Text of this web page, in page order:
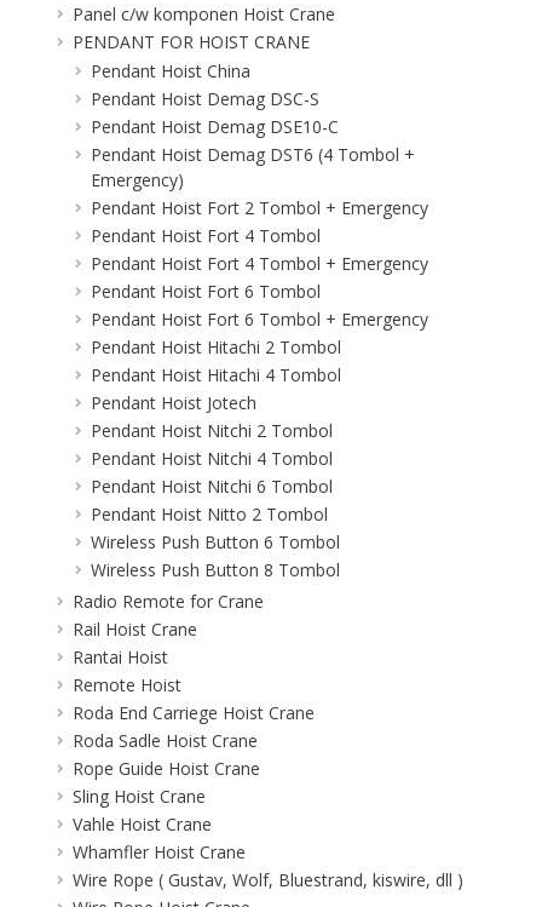
Panel c/w komponen Hoist Crane
PENDANT FOR HOIST CRANE
Pendant Hoist China
Pendant Hoist Demag DSC-S
Pendant Hoist Demag DSE10-C
Pendant Hoist Demag DST6 (4 Tombol +
Emergency)
Pendant Hoist Fort 2 Tombol + Emergency
Pendant Hoist Fort 4 Tombol
Pendant Hoist Fort 4 Tombol + Emergency
Pendant Hoist Fort 6 Tombol
Pendant Hoist Fort 6 Tombol + Emergency
Pendant Hoist Hitachi 2 Tombol
Pendant Hoist Hitachi 4 Tombol
Pendant Hoist Jotech
Pendant Hoist Nitchi 2 Tombol
Pendant Hoist Nitchi 4 Tombol
Pendant Hoist Nitchi 6 Tombol
Pendant Hoist Nitto 2 Tombol
Wireless Push Button 6 Tombol
Wireless Push Button 8 Tombol
Radio Remote for Crane
Rail Hoist Crane
Rantai Hoist
Remote Hoist
Roda End Carriege Hoist Crane
Roda Sadle Hoist Crane
Rope Guide Hoist Crane
Sling Hoist Crane
Vahle Hoist Crane
Whamfler Hoist Crane
Wire Rope ( Gustav, Wolf, Bluestrand, kiswire, dll )